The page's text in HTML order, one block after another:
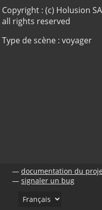
Copyright : (c) Holusion
all rights reserved
Type de scène : voyager
documentation du
signaler un bug